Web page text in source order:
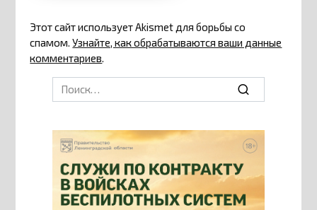
Этот сайт использует Akismet для борьбы со
спамом.Узнайте, как обрабатываются ваши данные
комментариев
Search
for: